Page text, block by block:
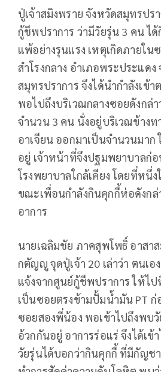
ปู่เจ้าสมิงพราย จังหวัดสมุทรปร
กู้ชีพปราการ ว่ามีวัยรุ่น 3 คน ไ
แพ้อย่างรุนแรง เหตุเกิดภายใน
สำโรงกลาง อำเภอพระประแดง
สมุทรปราการ จึงได้นำกำลังเข้
พอไปถึงบริเวณกลางซอยดังกล่
จำนวน 3 คน นั่งอยู่บริเวณข้างท
อาเจียน ออกมาเป็นจำนวนมาก
อยู่ เจ้าหน้าที่จึงปฐมพยาบาลก่
โรงพยาบาลใกล้เคียง โดยที่หนึ่
ขณะเพื่อนกำลังกินคุกกี้ห่อดังกล่
อาการ
นายเฉลิมชัย ภาคสุพโพธิ์ อาสา
กตัญญู จุดปู่เจ้า 20 เล่าว่า ตนเอ
แจ้งจากศูนย์กู้ชีพปราการ ให้ไป
เป็นซอยตรงข้ามปั้มน้ำมัน PT ก่
ซอยสองพี่น้อง พอเข้าไปถึงพบวั
อ้วกกันอยู่ อาการร่อแร่ จึงได้เข้
วัยรุ่นได้บอกว่ากินคุกกี้ ที่มีกัญช